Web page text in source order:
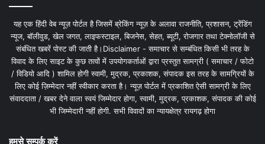
यह एक हिंदी वेब न्यूज़ पोर्टल है जिसमें ब्रेकिंग न्यूज़ के अलावा राजनीति, प्रशासन, ट्रेंडिंग
न्यूज, बॉलीवुड, खेल जगत, लाइफस्टाइल, बिजनेस, सेहत, ब्यूटी, रोजगार तथा टेक्नोलॉजी से
संबंधित खबरें पोस्ट की जाती है।Disclaimer - समाचार से सम्बंधित किसी भी तरह के
विवाद के लिए साइट के कुछ तत्वों में उपयोगकर्ताओं द्वारा प्रस्तुत सामग्री ( समाचार / फोटो
/ विडियो आदि ) शामिल होगी स्वामी, मुद्रक, प्रकाशक, संपादक इस तरह के सामग्रियों के
लिए कोई ज़िम्मेदार नहीं स्वीकार करता है। न्यूज़ पोर्टल में प्रकाशित ऐसी सामग्री के लिए
संवाददाता / खबर देने वाला स्वयं जिम्मेदार होगा, स्वामी, मुद्रक, प्रकाशक, संपादक की कोई
भी जिम्मेदारी नहीं होगी. सभी विवादों का न्यायक्षेत्र रायगढ़ होगा
हमसे सम्पर्क करें